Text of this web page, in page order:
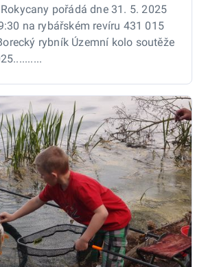
Rokycany pořádá dne 31. 5. 2025
na rybářském revíru 431 015
rybník Územní kolo soutěže